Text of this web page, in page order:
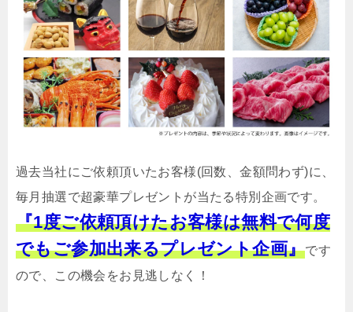
過去当社にご依頼頂いたお客様(回数、金額問わず)に、
毎月抽選で超豪華プレゼントが当たる特別企画です。
『1度ご依頼頂けたお客様は無料で何度
でもご参加出来るプレゼント企画』です
ので、この機会をお見逃しなく！